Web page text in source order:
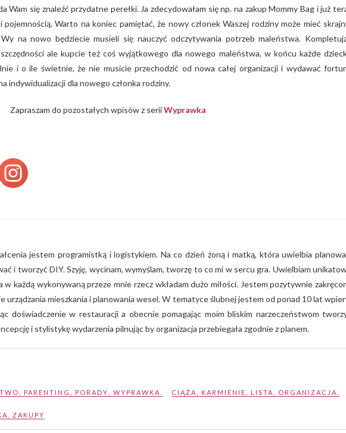
się znaleźć przydatne perełki. Ja zdecydowałam się np. na zakup Mommy Bag i już
Warto na koniec pamiętać, że nowy członek Waszej rodziny może mieć
na nowo będziecie musieli się nauczyć odczytywania potrzeb maleństwa.
ale kupcie też coś wyjątkowego dla nowego maleństwa, w końcu każde
i o ile świetnie, że nie musicie przechodzić od nowa całej organizacji i wydawać
indywidualizacji dla nowego członka rodziny.
Zapraszam do pozostałych wpisów z seriiWyprawka
jestem programistką i logistykiem. Na co dzień żoną i matką, która uwielbia
i tworzyć DIY. Szyję, wycinam, wymyślam, tworzę to co mi w sercu gra. Uwielbiam
w każdą wykonywaną przeze mnie rzecz wkładam dużo miłości. Jestem pozytywnie
urządzania mieszkania i planowania wesel. W tematyce ślubnej jestem od ponad 10 lat
doświadczenie w restauracji a obecnie pomagając moim bliskim narzeczeństwom
i stylistykę wydarzenia pilnując by organizacja przebiegała zgodnie z planem.
PARENTING PORADY WYPRAWKA CIĄŻA KARMIENIE LISTA ORGANIZACJA
ZAKUPY